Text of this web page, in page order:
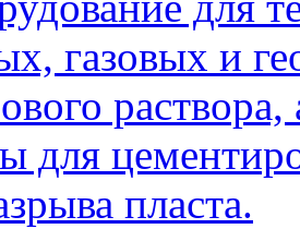
газовых и
для
пласта.